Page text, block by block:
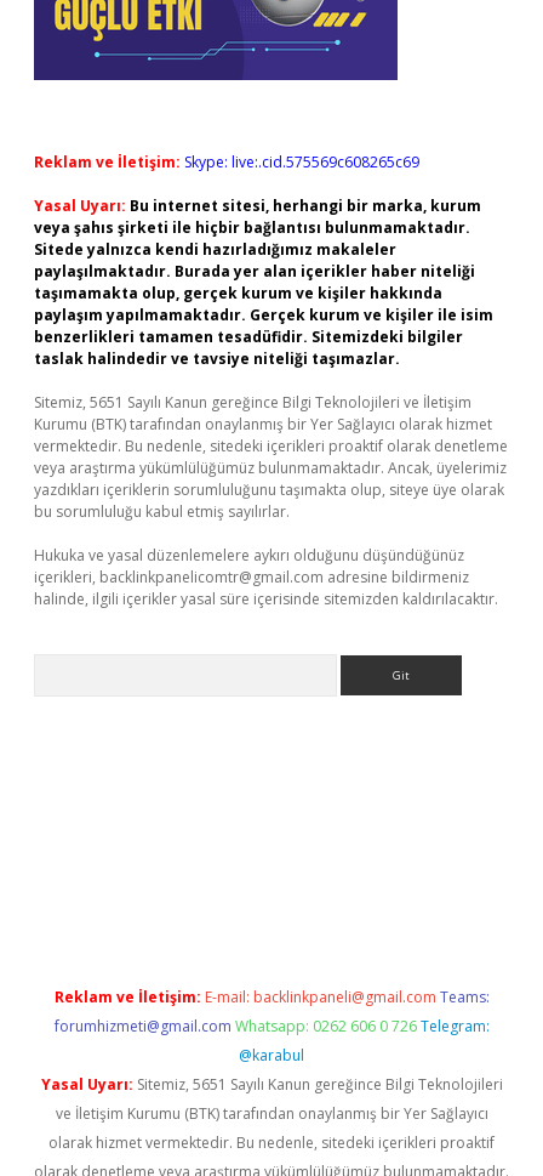
Reklam ve İletişim: Skype: live:.cid.575569c608265c69
Yasal Uyarı: Bu internet sitesi, herhangi bir marka, kurum
veya şahıs şirketi ile hiçbir bağlantısı bulunmamaktadır.
Sitede yalnızca kendi hazırladığımız makaleler
paylaşılmaktadır. Burada yer alan içerikler haber niteliği
taşımamakta olup, gerçek kurum ve kişiler hakkında
paylaşım yapılmamaktadır. Gerçek kurum ve kişiler ile isim
benzerlikleri tamamen tesadüfidir. Sitemizdeki bilgiler
taslak halindedir ve tavsiye niteliği taşımazlar.
Sitemiz, 5651 Sayılı Kanun gereğince Bilgi Teknolojileri ve İletişim
Kurumu (BTK) tarafından onaylanmış bir Yer Sağlayıcı olarak hizmet
vermektedir. Bu nedenle, sitedeki içerikleri proaktif olarak denetleme
veya araştırma yükümlülüğümüz bulunmamaktadır. Ancak, üyelerimiz
yazdıkları içeriklerin sorumluluğunu taşımakta olup, siteye üye olarak
bu sorumluluğu kabul etmiş sayılırlar.
Hukuka ve yasal düzenlemelere aykırı olduğunu düşündüğünüz
içerikleri, backlinkpanelicomtr@gmail.com adresine bildirmeniz
halinde, ilgili içerikler yasal süre içerisinde sitemizden kaldırılacaktır.
Reklam ve İletişim: E-mail: backlinkpaneli@gmail.com Teams:
forumhizmeti@gmail.com Whatsapp: 0262 606 0 726 Telegram:
@karabul
Yasal Uyarı: Sitemiz, 5651 Sayılı Kanun gereğince Bilgi Teknolojileri
ve İletişim Kurumu (BTK) tarafından onaylanmış bir Yer Sağlayıcı
olarak hizmet vermektedir. Bu nedenle, sitedeki içerikleri proaktif
olarak denetleme veya araştırma yükümlülüğümüz bulunmamaktadır.